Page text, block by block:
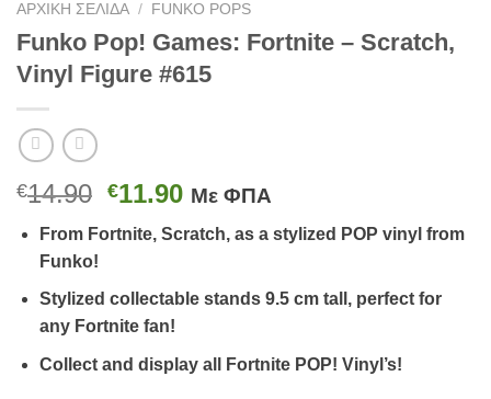
ΑΡΧΙΚΉ ΣΕΛΊΔΑ / FUNKO POPS
Funko Pop! Games: Fortnite – Scratch,
Vinyl Figure #615
€14.90 Original
was:
€11.90Η
τιμή
€11.90.
Με ΦΠΑ
From Fortnite, Scratch, as a stylized POP vinyl from
Funko!
Stylized collectable stands 9.5 cm tall, perfect for
any Fortnite fan!
Collect and display all Fortnite POP! Vinyl’s!